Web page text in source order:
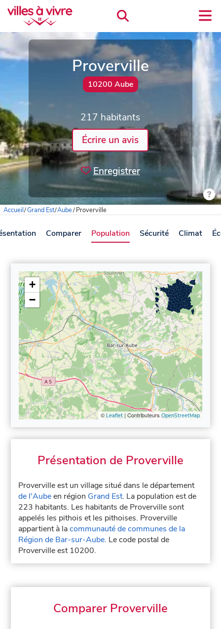
Proverville
10200 Aube
217 habitants
Écrire un avis
Enregistrer
Accueil/Grand Est/Aube/Proverville
Comparer Population Sécurité Climat
+
−
© Leaflet| ContributeursOpenStreetMap
Présentation de Proverville
Proverville est un village situé dans le département
de l'Aubeen région Grand Est. La population est de
223 habitants. Les habitants de Proverville sont
appelés les pithois et les pithoises. Proverville
appartient à lacommunauté de communes de la
Région de Bar-sur-Aube. Le code postal de
Proverville est 10200.
Comparer Proverville